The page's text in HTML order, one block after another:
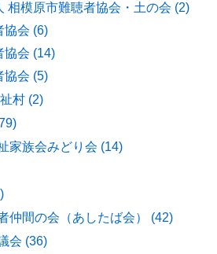
相模原市難聴者協会・土の会 (2)
協会 (6)
協会 (14)
協会 (5)
村 (2)
家族会みどり会 (14)
仲間の会（あしたば会） (42)
会 (36)